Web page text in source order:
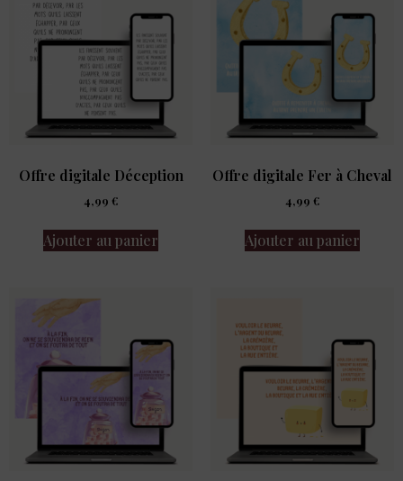
Offre digitale Déception
4,99 €
Ajouter au panier
Offre digitale Fer à Cheval
4,99 €
Ajouter au panier